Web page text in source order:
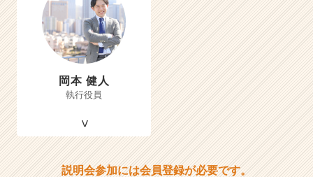
岡本 健人
執行役員
説明会参加には会員登録が必要です。